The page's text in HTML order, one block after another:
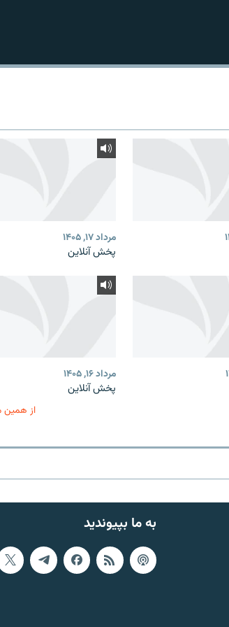
مرداد ۱۷, ۱۴۰۵
پخش آنلاین
مرداد ۱۶, ۱۴۰۵
پخش آنلاین
از همین
به ما بپیوندید